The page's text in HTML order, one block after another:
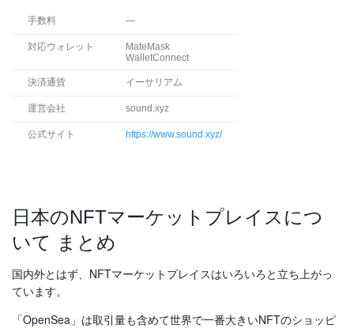
手数料 —
対応ウォレット
MateMask
WalletConnect
決済通貨 イーサリアム
運営会社 sound.xyz
公式サイト https://www.sound.xyz/
日本のNFTマーケットプレイスにつ
いて まとめ
国内外とはず、NFTマーケットプレイスはいろいろと立ち上がっ
ています。
「OpenSea」は取引量も含めて世界で一番大きいNFTのショッピ